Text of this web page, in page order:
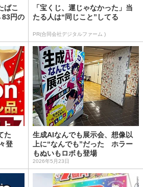
ばこ
円の
「宝くじ、運じゃなかった」当
たる人は“同じこと”してる
PR(合同会社デジタルファーム )
た
登
生成AIなんでも展示会、想像以
上に“なんでも”だった ホラー
もぬいもロボも登場
2026年5月23日